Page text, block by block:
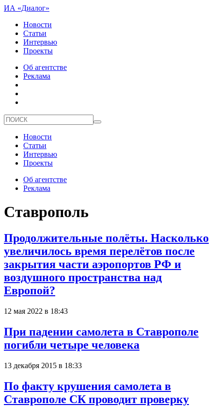
ИА «Диалог»
Новости
Статьи
Интервью
Проекты
Об агентстве
Реклама
Новости
Статьи
Интервью
Проекты
Об агентстве
Реклама
Ставрополь
Продолжительные полёты. Насколько
увеличилось время перелётов после
закрытия части аэропортов РФ и
воздушного пространства над
Европой?
12 мая 2022 в 18:43
При падении самолета в Ставрополе
погибли четыре человека
13 декабря 2015 в 18:33
По факту крушения самолета в
Ставрополе СК проводит проверку